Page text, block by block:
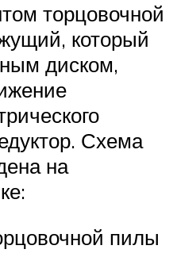
торцовочной
который
диском,
Схема
на
пилы